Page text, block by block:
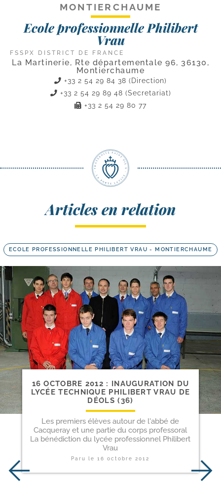
MONTIERCHAUME
Ecole professionnelle Philibert
Vrau
FSSPX DISTRICT DE FRANCE
La Martinerie, Rte départementale 96, 36130,
Montierchaume
+33 2 54 29 84 38 (Direction)
+33 2 54 29 89 48 (Secretariat)
+33 2 54 29 80 77
Articles en relation
ECOLE PROFESSIONNELLE PHILIBERT VRAU - MONTIERCHAUME
16 OCTOBRE 2012 : INAUGURATION DU
LYCÉE TECHNIQUE PHILIBERT VRAU DE
DÉOLS (36)
Les premiers élèves autour de l'abbé de
Cacqueray et une partie du corps professoral
La bénédiction du lycée professionnel Philibert
Vrau
Paru le16 octobre 2012